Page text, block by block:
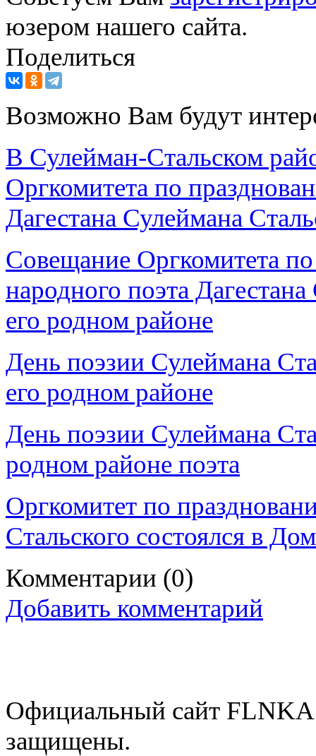
юзером нашего сайта.
Поделиться
Возможно Вам будут
В Сулейман-Стальском
Оргкомитета по
Дагестана Сулеймана
Совещание Оргкомитета
народного поэта
его родном районе
День поэзии Сулеймана
его родном районе
День поэзии Сулеймана
родном районе поэта
Оргкомитет по
Стальского состоялся в
Комментарии (0)
Добавить комментарий
Официальный сайт
защищены.